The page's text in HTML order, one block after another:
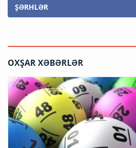
ŞƏRHLƏR
OXŞAR XƏBƏRLƏR